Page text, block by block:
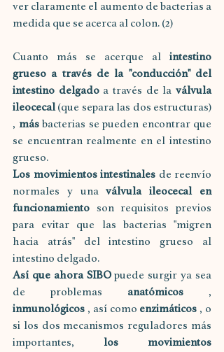
ver claramente el aumento de bacterias a
medida que se acerca al colon. (2)
Cuanto más se acerque al intestino
grueso a través de la "conducción" del
intestino delgado a través de la válvula
ileocecal (que separa las dos estructuras)
, más bacterias se pueden encontrar que
se encuentran realmente en el intestino
grueso.
Los movimientos intestinales de reenvío
normales y una válvula ileocecal en
funcionamiento son requisitos previos
para evitar que las bacterias "migren
hacia atrás" del intestino grueso al
intestino delgado.
Así que ahora SIBO puede surgir ya sea
de problemas anatómicos
inmunológicos , así como enzimáticos , o
si los dos mecanismos reguladores más
importantes, los movimientos